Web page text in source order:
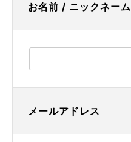
お名前 / ニックネーム
メールアドレス